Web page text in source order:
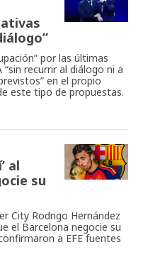
por las últimas
recurrir al diálogo ni a
en el propio
este tipo de propuestas.
al
su
City Rodrigo Hernández
el Barcelona negocie su
a EFE fuentes